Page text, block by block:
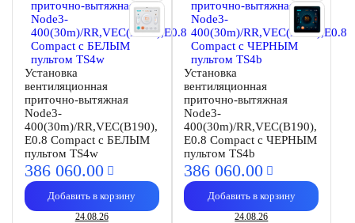
Установка
вентиляционная
приточно-вытяжная
Node3-
400(30m)/RR,VEC(B190),
E0.8 Compact с БЕЛЫМ
пультом TS4w
386 060.00
Добавить в корзину
24.08.26
Установка
вентиляционная
приточно-вытяжная
Node3-
400(30m)/RR,VEC(B190),
E0.8 Compact с ЧЕРНЫМ
пультом TS4b
386 060.00
Добавить в корзину
24.08.26